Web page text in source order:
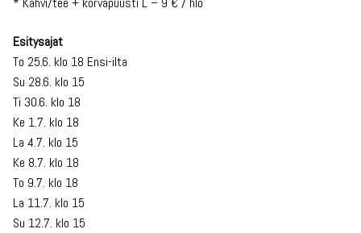
Esitysajat
To 25.6. klo 18 Ensi-ilta
Su 28.6. klo 15
Ti 30.6. klo 18
Ke 1.7. klo 18
La 4.7. klo 15
Ke 8.7. klo 18
To 9.7. klo 18
La 11.7. klo 15
Su 12.7. klo 15